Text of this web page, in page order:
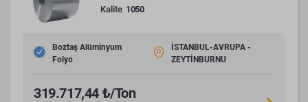
Kalite 1050
Boztaş Alüminyum
Folyo
İSTANBUL-AVRUPA -
ZEYTİNBURNU
319.717,44 ₺/Ton